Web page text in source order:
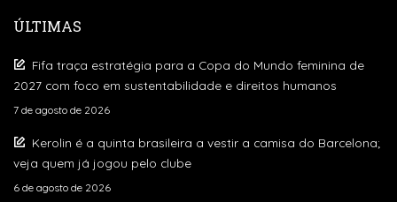
ÚLTIMAS
Fifa traça estratégia para a Copa do Mundo feminina de
2027 com foco em sustentabilidade e direitos humanos
7 de agosto de 2026
Kerolin é a quinta brasileira a vestir a camisa do Barcelona;
veja quem já jogou pelo clube
6 de agosto de 2026